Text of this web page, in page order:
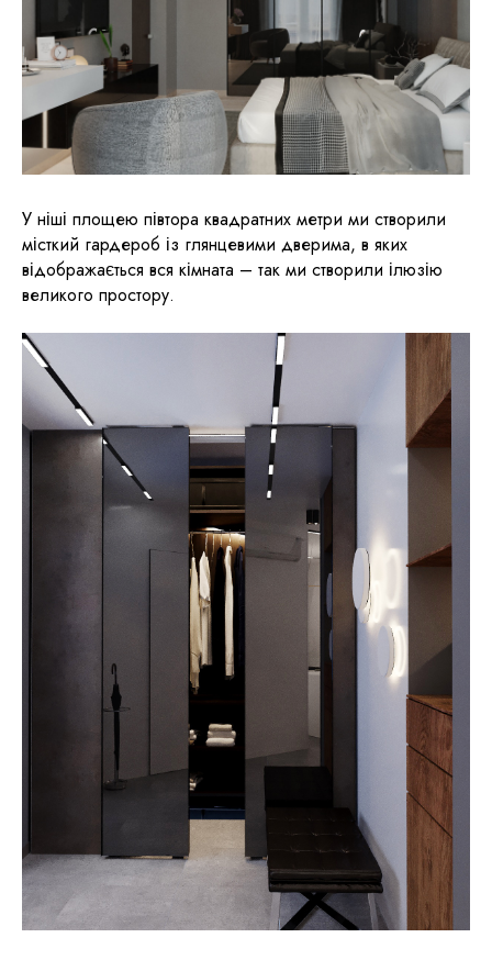
У ніші площею півтора квадратних метри ми створили
місткий гардероб із глянцевими дверима, в яких
відображається вся кімната – так ми створили ілюзію
великого простору.